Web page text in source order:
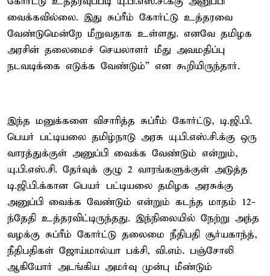
வைக்கவில்லை. இது சுப்ரீம் கோர்ட்டு உத்தரவை
வேண்டுமென்றே மீறுவதாக உள்ளது. எனவே தமிழக
அரசின் தலைமைச் செயலாளர் மீது அவமதிப்பு
நடவடிக்கை எடுக்க வேண்டும்” என கூறியிருந்தார்.
இந்த மனுக்களை விசாரித்த சுப்ரீம் கோர்ட்டு, டி.ஜி.பி.
பெயர் பட்டியலை தமிழ்நாடு அரசு யு.பி.எஸ்.சி.க்கு ஒரு
வாரத்துக்குள் அனுப்பி வைக்க வேண்டும் என்றும்,
யு.பி.எஸ்.சி. தேர்வுக் குழு 2 வாரங்களுக்குள் அடுத்த
டி.ஜி.பி.க்கான பெயர் பட்டியலை தமிழக அரசுக்கு
அனுப்பி வைக்க வேண்டும் என்றும் கடந்த மாதம் 12-
ந்தேதி உத்தரவிட்டிருந்தது. இந்நிலையில் நேற்று அந்த
வழக்கு சுப்ரீம் கோர்ட்டு தலைமை நீதிபதி சூர்யகாந்த்,
நீதிபதிகள் ஜோய்மால்யா பக்சி, வி.எம். பஞ்சோலி
ஆகியோர் அடங்கிய அமர்வு முன்பு மீண்டும்